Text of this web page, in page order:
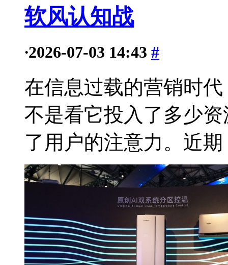
软风认知战
·2026-07-03 14:43 #
在信息过载的营销时
不是看它投入了多少
了用户的注意力。近